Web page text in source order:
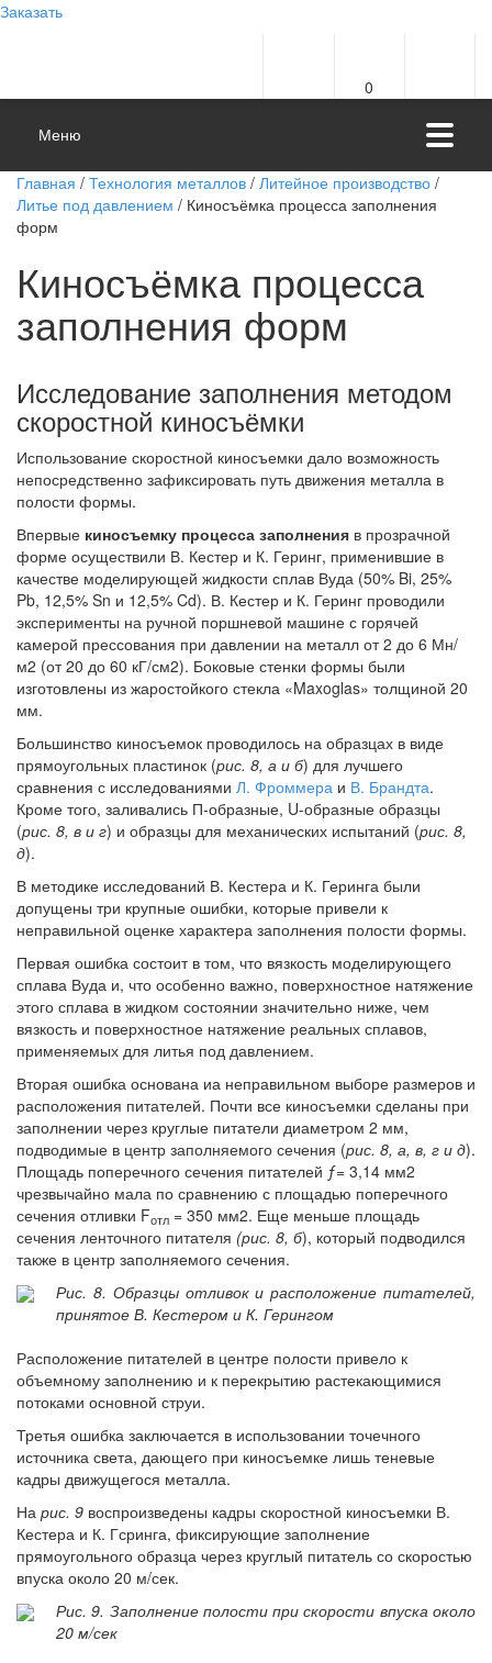
Заказать
0
Меню
Главная / Технология металлов / Литейное производство /
Литье под давлением / Киносъёмка процесса заполнения
форм
Киносъёмка процесса
заполнения форм
Исследование заполнения методом
скоростной киносъёмки
Использование скоростной киносъемки дало возможность
непосредственно зафиксировать путь движения металла в
полости формы.
Впервые киносъемку процесса заполнения в прозрачной
форме осуществили В. Кестер и К. Геринг, применившие в
качестве моделирующей жидкости сплав Вуда (50% Bi, 25%
Pb, 12,5% Sn и 12,5% Cd). В. Кестер и К. Геринг проводили
эксперименты на ручной поршневой машине с горячей
камерой прессования при давлении на металл от 2 до 6 Мн/
м2 (от 20 до 60 кГ/см2). Боковые стенки формы были
изготовлены из жаростойкого стекла «Maxoglas» толщиной 20
мм.
Большинство киносъемок проводилось на образцах в виде
прямоугольных пластинок (рис. 8, а и б) для лучшего
сравнения с исследованиями Л. Фроммера и В. Брандта.
Кроме того, заливались П-образные, U-образные образцы
(рис. 8, в и г) и образцы для механических испытаний (рис. 8,
д).
В методике исследований В. Кестера и К. Геринга были
допущены три крупные ошибки, которые привели к
неправильной оценке характера заполнения полости формы.
Первая ошибка состоит в том, что вязкость моделирующего
сплава Вуда и, что особенно важно, поверхностное натяжение
этого сплава в жидком состоянии значительно ниже, чем
вязкость и поверхностное натяжение реальных сплавов,
применяемых для литья под давлением.
Вторая ошибка основана иа неправильном выборе размеров и
расположения питателей. Почти все киносъемки сделаны при
заполнении через круглые питатели диаметром 2 мм,
подводимые в центр заполняемого сечения (рис. 8, а, в, г и д).
Площадь поперечного сечения питателей ƒ= 3,14 мм2
чрезвычайно мала по сравнению с площадью поперечного
сечения отливки Fотл = 350 мм2. Еще меньше площадь
сечения ленточного питателя (рис. 8, б), который подводился
также в центр заполняемого сечения.
Рис. 8. Образцы отливок и расположение питателей,
принятое В. Кестером и К. Герингом
Расположение питателей в центре полости привело к
объемному заполнению и к перекрытию растекающимися
потоками основной струи.
Третья ошибка заключается в использовании точечного
источника света, дающего при киносъемке лишь теневые
кадры движущегося металла.
На рис. 9 воспроизведены кадры скоростной киносъемки В.
Кестера и К. Гсринга, фиксирующие заполнение
прямоугольного образца через круглый питатель со скоростью
впуска около 20 м/сек.
Рис. 9. Заполнение полости при скорости впуска около
20 м/сек